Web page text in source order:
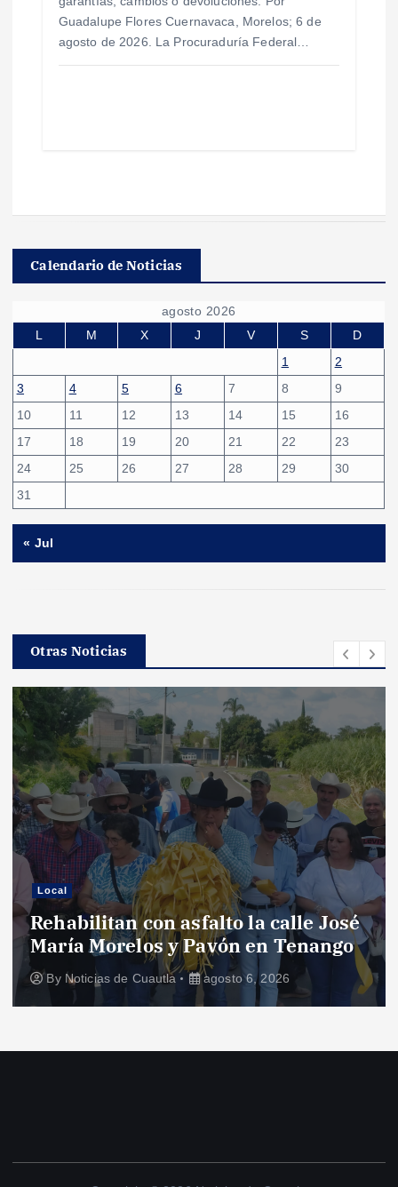
Guadalupe Flores Cuernavaca, Morelos; 6 de
agosto de 2026. La Procuraduría Federal…
Calendario de Noticias
agosto 2026
L
M X J V S
D
1
2
3
4 5 6 7 8
9
10
11 12 13 14 15
16
17
18 19 20 21 22
23
24
25 26 27 28 29
30
31
« Jul
Otras Noticias
Local
Rehabilitan con asfalto la calle José
María Morelos y Pavón en Tenango
By Noticias de Cuautla agosto 6, 2026